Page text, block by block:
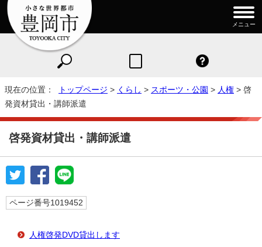
メニュー
現在の位置： トップページ > くらし > スポーツ・公園 > 人権 > 啓
発資材貸出・講師派遣
啓発資材貸出・講師派遣
ページ番号1019452
人権啓発DVD貸出します